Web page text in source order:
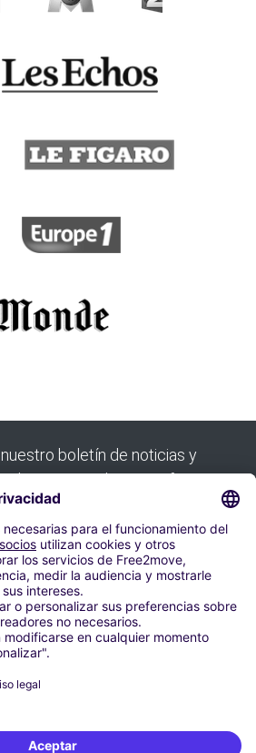
boletín de noticias y
nuestras buenas ofertas:
Suscribirse